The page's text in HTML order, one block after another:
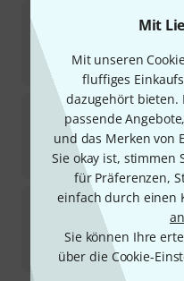
Mit
Mit unseren
fluffiges
dazugehört bieten.
passende
und das Merken von
Sie okay ist, stimmen
für Präferenzen,
einfach durch einen
Sie können Ihre
über die Cookie-
13,90 €
Harley
5
Sofort
13,90€
Harley
Sofort
4,90€